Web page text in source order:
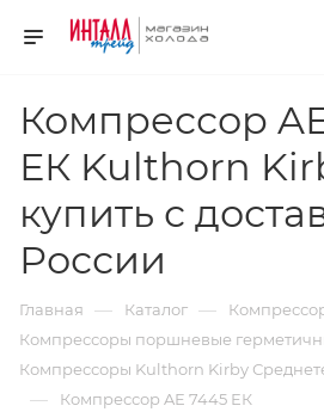
Компрессор
ЕК Kulthorn
купить с
России
Главная — Каталог —
Компрессоры поршневые
Компрессоры Kulthorn Kirby
— Компрессор AЕ 7445 ЕК